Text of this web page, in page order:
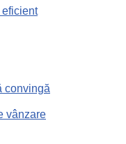
convingă
vânzare